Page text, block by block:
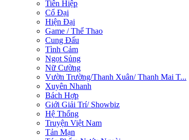
Tiên Hiệp
Cổ Đại
Hiện Đại
Game / Thể Thao
Cung Đấu
Tình Cảm
Ngọt Sủng
Nữ Cường
Vườn Trường/Thanh Xuân/ Thanh Mai T...
Xuyên Nhanh
Bách Hợp
Giới Giải Trí/ Showbiz
Hệ Thống
Truyện Việt Nam
Tản Mạn